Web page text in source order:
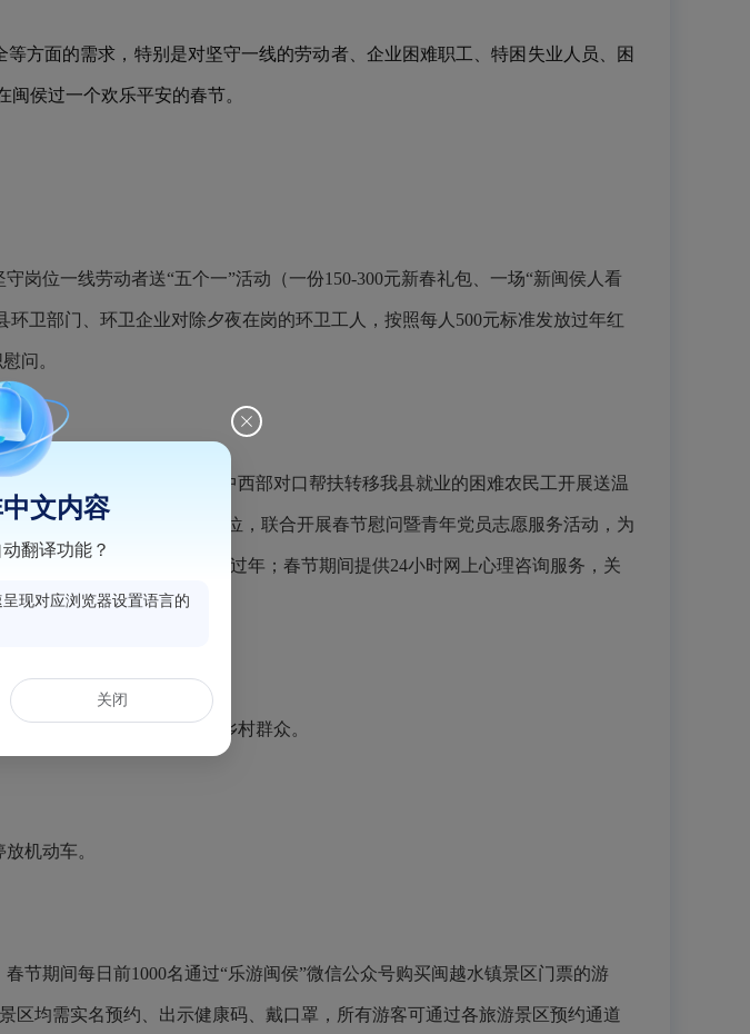
方面的需求，特别是对坚守一线的劳动者、企业困难职工、特困失业人员、困
侯过一个欢乐平安的春节。
岗位一线劳动者送“五个一”活动（一份150-300元新春礼包、一场“新闽侯人看
卫部门、环卫企业对除夕夜在岗的环卫工人，按照每人500元标准发放过年红
问。
失业人员以及重点企业及中西部对口帮扶转移我县就业的困难农民工开展送温
以内。团县委会同各相关单位，联合开展春节慰问暨青年党员志愿服务活动，为
”活动，守护留榕子女安全过年；春节期间提供24小时网上心理咨询服务，关
客运班车免费，惠及更多乡村群众。
机动车。
节期间每日前1000名通过“乐游闽侯”微信公众号购买闽越水镇景区门票的游
区均需实名预约、出示健康码、戴口罩，所有游客可通过各旅游景区预约通道
文内容
翻译功能？
现对应浏览器设置语言的
关闭